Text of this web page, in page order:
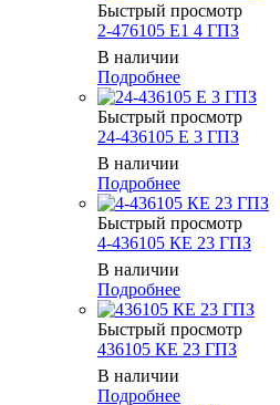
Быстрый просмотр
2-476105 Е1 4 ГПЗ
В наличии
Подробнее
Быстрый просмотр
24-436105 Е 3 ГПЗ
В наличии
Подробнее
Быстрый просмотр
4-436105 КЕ 23 ГПЗ
В наличии
Подробнее
Быстрый просмотр
436105 КЕ 23 ГПЗ
В наличии
Подробнее